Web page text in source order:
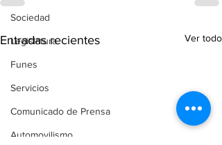
Sociedad
Legislatura
Funes
Servicios
Comunicado de Prensa
Automovilismo
Entradas recientes Ver todo